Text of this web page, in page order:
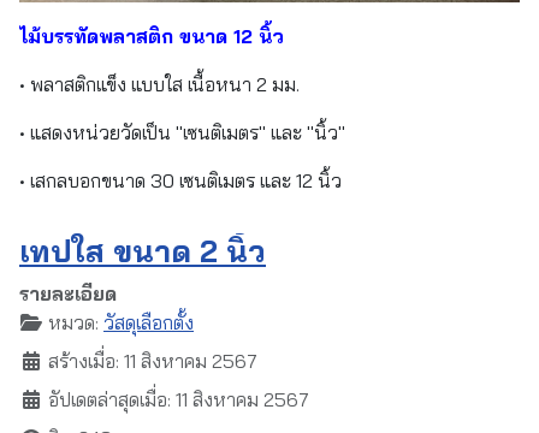
ไม้บรรทัดพลาสติก ขนาด 12 นิ้ว
• พลาสติกแข็ง แบบใส เนื้อหนา 2 มม.
• แสดงหน่วยวัดเป็น "เซนติเมตร" และ "นิ้ว"
• เสกลบอกขนาด 30 เซนติเมตร และ 12 นิ้ว
เทปใส ขนาด 2 นิ้ว
รายละเอียด
หมวด: วัสดุเลือกตั้ง
สร้างเมื่อ: 11 สิงหาคม 2567
อัปเดตล่าสุดเมื่อ: 11 สิงหาคม 2567